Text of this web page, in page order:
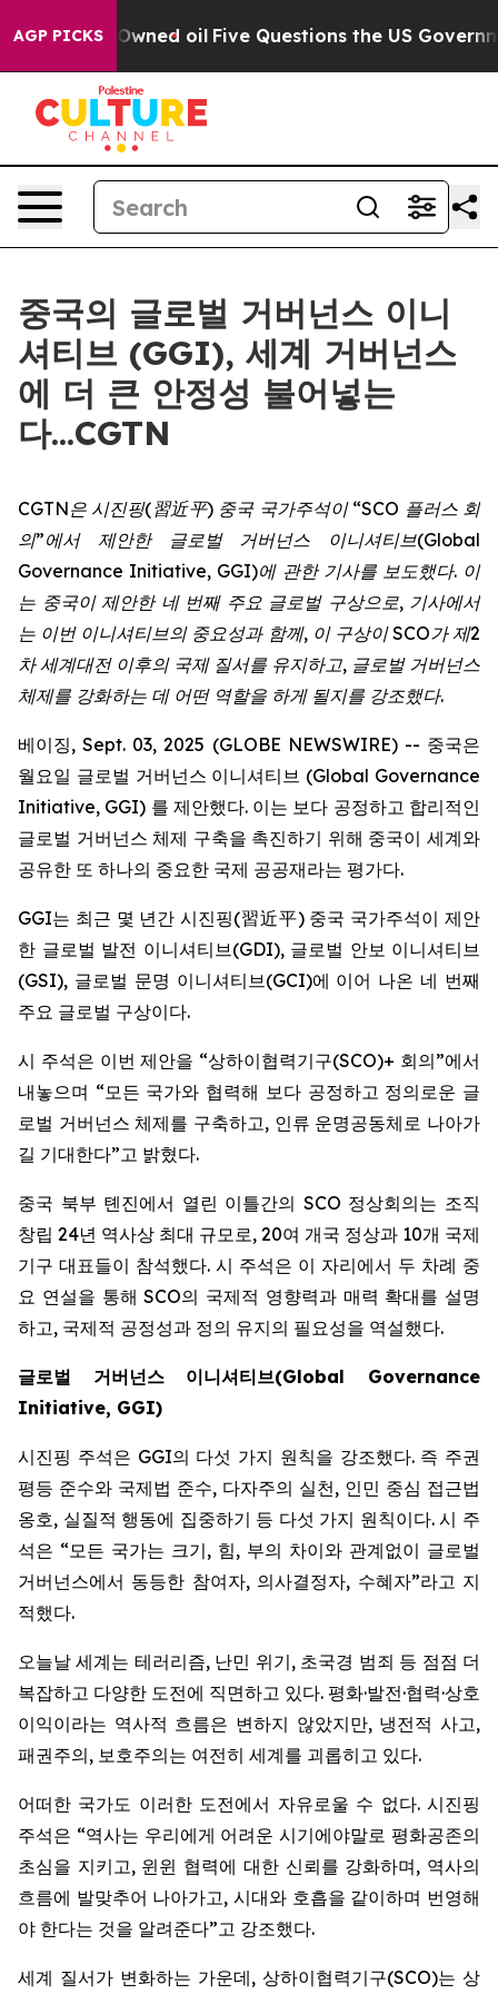
AGP PICKSOwned oil Five Questions the US
중국의 글로벌 거버넌스 이니
셔티브 (GGI), 세계 거버넌스
에 더 큰 안정성 불어넣는
다...CGTN
CGTN은 시진핑(習近平) 중국 국가주석이“SCO 플러스 회
의”에서 제안한 글로벌 거버넌스 이니셔티브(Global
Governance Initiative, GGI)에 관한 기사를 보도했다. 이
는 중국이 제안한 네 번째 주요 글로벌 구상으로, 기사에서
는 이번 이니셔티브의 중요성과 함께, 이 구상이SCO가 제2
차 세계대전 이후의 국제 질서를 유지하고, 글로벌 거버넌스
체제를 강화하는 데 어떤 역할을 하게 될지를 강조했다.
베이징, Sept. 03, 2025 (GLOBE NEWSWIRE) -- 중국은
월요일 글로벌 거버넌스 이니셔티브 (Global Governance
Initiative, GGI) 를 제안했다. 이는 보다 공정하고 합리적인
글로벌 거버넌스 체제 구축을 촉진하기 위해 중국이 세계와
공유한 또 하나의 중요한 국제 공공재라는 평가다.
GGI는 최근 몇 년간 시진핑(習近平) 중국 국가주석이 제안
한 글로벌 발전 이니셔티브(GDI), 글로벌 안보 이니셔티브
(GSI), 글로벌 문명 이니셔티브(GCI)에 이어 나온 네 번째
주요 글로벌 구상이다.
시 주석은 이번 제안을 “상하이협력기구(SCO)+ 회의”에서
내놓으며 “모든 국가와 협력해 보다 공정하고 정의로운 글
로벌 거버넌스 체제를 구축하고, 인류 운명공동체로 나아가
길 기대한다”고 밝혔다.
중국 북부 톈진에서 열린 이틀간의 SCO 정상회의는 조직
창립 24년 역사상 최대 규모로, 20여 개국 정상과 10개 국제
기구 대표들이 참석했다. 시 주석은 이 자리에서 두 차례 중
요 연설을 통해 SCO의 국제적 영향력과 매력 확대를 설명
하고, 국제적 공정성과 정의 유지의 필요성을 역설했다.
글로벌 거버넌스 이니셔티브(Global Governance
Initiative, GGI)
시진핑 주석은 GGI의 다섯 가지 원칙을 강조했다. 즉 주권
평등 준수와 국제법 준수, 다자주의 실천, 인민 중심 접근법
옹호, 실질적 행동에 집중하기 등 다섯 가지 원칙이다. 시 주
석은 “모든 국가는 크기, 힘, 부의 차이와 관계없이 글로벌
거버넌스에서 동등한 참여자, 의사결정자, 수혜자”라고 지
적했다.
오늘날 세계는 테러리즘, 난민 위기, 초국경 범죄 등 점점 더
복잡하고 다양한 도전에 직면하고 있다. 평화·발전·협력·상호
이익이라는 역사적 흐름은 변하지 않았지만, 냉전적 사고,
패권주의, 보호주의는 여전히 세계를 괴롭히고 있다.
어떠한 국가도 이러한 도전에서 자유로울 수 없다. 시진핑
주석은 “역사는 우리에게 어려운 시기에야말로 평화공존의
초심을 지키고, 윈윈 협력에 대한 신뢰를 강화하며, 역사의
흐름에 발맞추어 나아가고, 시대와 호흡을 같이하며 번영해
야 한다는 것을 알려준다”고 강조했다.
세계 질서가 변화하는 가운데, 상하이협력기구(SCO)는 상